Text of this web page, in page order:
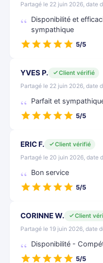
Partagé le 22 juin 2026, date
Disponibilité et
sympathique
5/5
YVES P.
Client vérifié
Partagé le 22 juin 2026, date
Parfait et
5/5
ERIC F.
Client vérifié
Partagé le 20 juin 2026, date
Bon service
5/5
CORINNE W.
Client
Partagé le 19 juin 2026, date
Disponibilité -
5/5